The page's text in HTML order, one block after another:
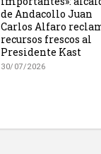
de Andacollo Juan
Carlos Alfaro
recursos frescos al
Presidente Kast
30/07/2026